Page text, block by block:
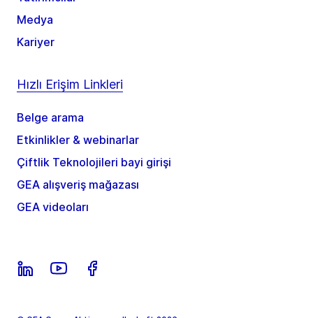
Medya
Kariyer
Hızlı Erişim Linkleri
Belge arama
Etkinlikler & webinarlar
Çiftlik Teknolojileri bayi girişi
GEA alışveriş mağazası
GEA videoları